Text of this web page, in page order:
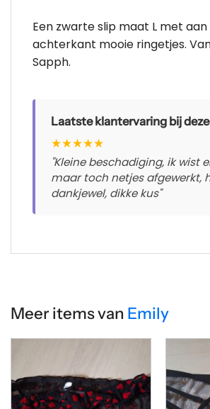
Een zwarte slip maat L met aan
achterkant mooie ringetjes.
Sapph.
Laatste klantervaring bij
★★★★★
"Kleine beschadiging, ik wist
maar toch netjes afgewerkt,
dankjewel, dikke kus"
Meer items van Emily